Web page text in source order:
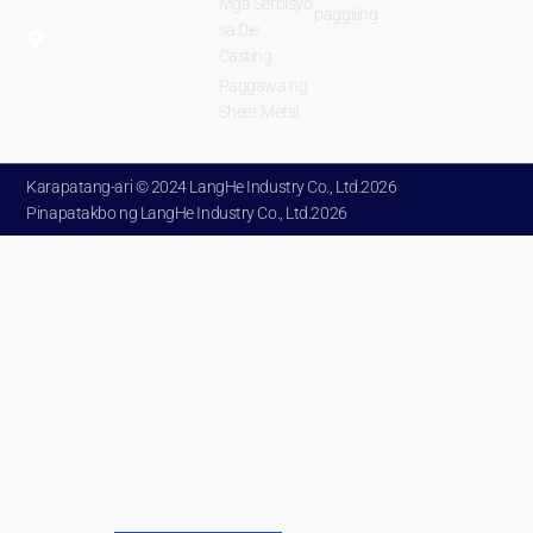
Mga Serbisyo
sa Die
Casting
Paggawa ng
Sheet Metal
paggiling
Karapatang-ari © 2024 LangHe Industry Co., Ltd.2026
Pinapatakbo ng LangHe Industry Co., Ltd.2026